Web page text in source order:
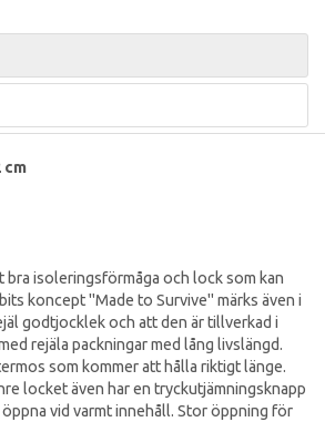
cm
bra isoleringsförmåga och lock som kan
koncept "Made to Survive" märks även i
godtjocklek och att den är tillverkad i
rejäla packningar med lång livslängd.
som kommer att hålla riktigt länge.
locket även har en tryckutjämningsknapp
vid varmt innehåll. Stor öppning för